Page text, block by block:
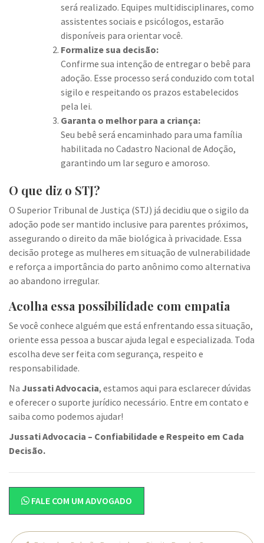
será realizado. Equipes multidisciplinares, como
assistentes sociais e psicólogos, estarão
disponíveis para orientar você.
Formalize sua decisão:
Confirme sua intenção de entregar o bebê para
adoção. Esse processo será conduzido com total
sigilo e respeitando os prazos estabelecidos
pela lei.
Garanta o melhor para a criança:
Seu bebê será encaminhado para uma família
habilitada no Cadastro Nacional de Adoção,
garantindo um lar seguro e amoroso.
O que diz o STJ?
O Superior Tribunal de Justiça (STJ) já decidiu que o sigilo da
adoção pode ser mantido inclusive para parentes próximos,
assegurando o direito da mãe biológica à privacidade. Essa
decisão protege as mulheres em situação de vulnerabilidade
e reforça a importância do parto anônimo como alternativa
ao abandono irregular.
Acolha essa possibilidade com empatia
Se você conhece alguém que está enfrentando essa situação,
oriente essa pessoa a buscar ajuda legal e especializada. Toda
escolha deve ser feita com segurança, respeito e
responsabilidade.
Na Jussati Advocacia, estamos aqui para esclarecer dúvidas
e oferecer o suporte jurídico necessário. Entre em contato e
saiba como podemos ajudar!
Jussati Advocacia – Confiabilidade e Respeito em Cada
Decisão.
FALE COM UM ADVOGADO